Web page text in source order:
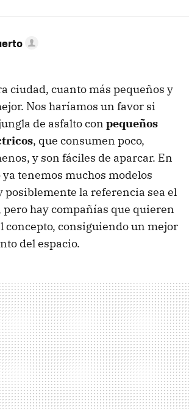
ciudad, cuanto más pequeños y
Nos haríamos un favor si
de asfalto con pequeños
, que consumen poco,
y son fáciles de aparcar. En
tenemos muchos modelos
posiblemente la referencia sea el
pero hay compañías que quieren
concepto, consiguiendo un mejor
del espacio.